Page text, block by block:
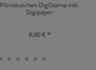
Pilzmäuschen DigiStamp inkl.
Digipaper
8,90 € *